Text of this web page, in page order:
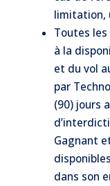
limitation,
Toutes
à la
et du vol
par
(90) jours
Gagnant
dans son